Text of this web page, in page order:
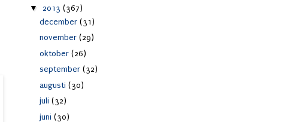
▼ 2013 (367)
december (31)
november (29)
oktober (26)
september (32)
augusti (30)
juli (32)
juni (30)